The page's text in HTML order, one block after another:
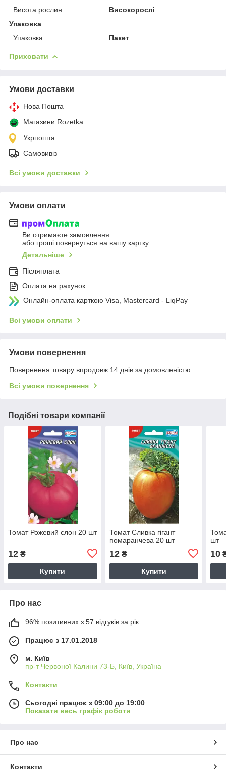
Висота рослин
Високорослі
Упаковка
Упаковка
Пакет
Приховати
Умови доставки
Нова Пошта
Магазини Rozetka
Укрпошта
Самовивіз
Всі умови доставки
Умови оплати
Ви отримаєте замовлення
або гроші повернуться на вашу картку
Детальніше
Післяплата
Оплата на рахунок
Онлайн-оплата карткою Visa, Mastercard - LiqPay
Всі умови оплати
Умови повернення
Повернення товару впродовж 14 днів за домовленістю
Всі умови повернення
Подібні товари компанії
Томат Рожевий слон 20 шт
12 ₴
Купити
Томат Сливка гігант
помаранчева 20 шт
12₴
Купити
шт
10
Про нас
96% позитивних з 57 відгуків за рік
Працює з 17.01.2018
м. Київ
пр-т Червоної Калини 73-Б, Київ, Україна
Контакти
Сьогодні працює з 09:00 до 19:00
Показати весь графік роботи
Про нас
Контакти